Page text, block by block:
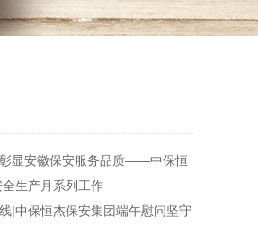
显安徽保安服务品质——中保恒
生产月系列工作
|中保恒杰保安集团端午慰问坚守